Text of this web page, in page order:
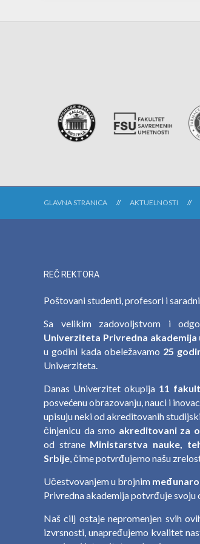
GLAVNA STRANICA AKTUELNOSTI
REČ REKTORA
Poštovani studenti, profesori i
Sa velikim zadovoljstvom i
Univerziteta Privredna akademija
u godini kada obeležavamo 25
Univerziteta.
Danas Univerzitet okuplja 11
posvećenu obrazovanju, nauci i
upisuju neki od akreditovanih
činjenicu da smo akreditovani za
od strane Ministarstva nauke,
Srbije, čime potvrđujemo našu
Učestvovanjem u brojnim
Privredna akademija potvrđuje svoju
Naš cilj ostaje nepromenjen svih
izvrsnosti, unapređujemo kvalitet